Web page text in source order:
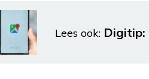
Lees ook: Digitip: